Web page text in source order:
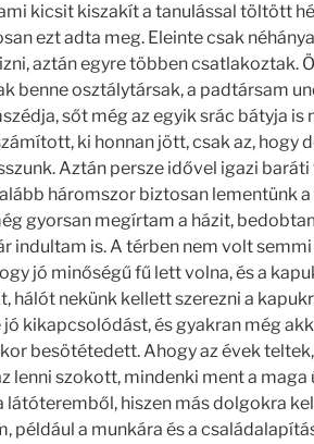
kicsit kiszakít a tanulással töltött
ezt adta meg. Eleinte csak
aztán egyre többen csatlakoztak.
benne osztálytársak, a padtársam
sőt még az egyik srác bátyja is
ki honnan jött, csak az, hogy
Aztán persze idővel igazi
háromszor biztosan lementünk a
gyorsan megírtam a házit,
indultam is. A térben nem volt
jó minőségű fű lett volna, és a
hálót nekünk kellett szerezni a
jó kikapcsolódást, és gyakran még
besötétedett. Ahogy az évek
lenni szokott, mindenki ment a maga
látóteremből, hiszen más dolgokra
például a munkára és a